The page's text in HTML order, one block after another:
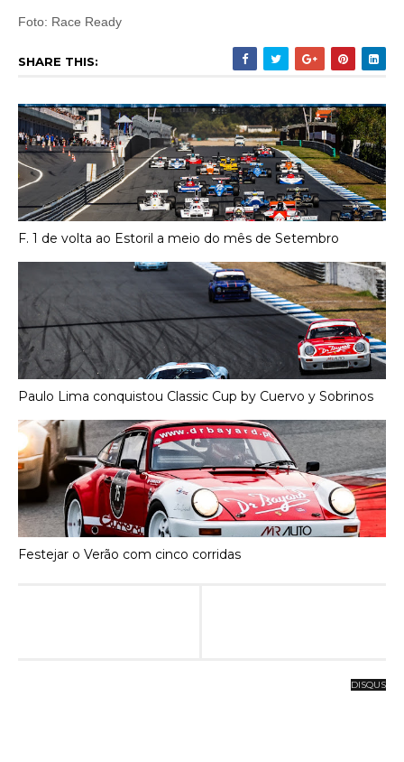
Foto: Race Ready
SHARE THIS:
F. 1 de volta ao Estoril a meio do mês de Setembro
Paulo Lima conquistou Classic Cup by Cuervo y Sobrinos
Festejar o Verão com cinco corridas
DISQUS